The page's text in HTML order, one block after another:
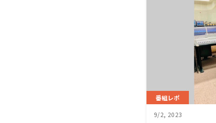
番組レポ
9/2, 2023